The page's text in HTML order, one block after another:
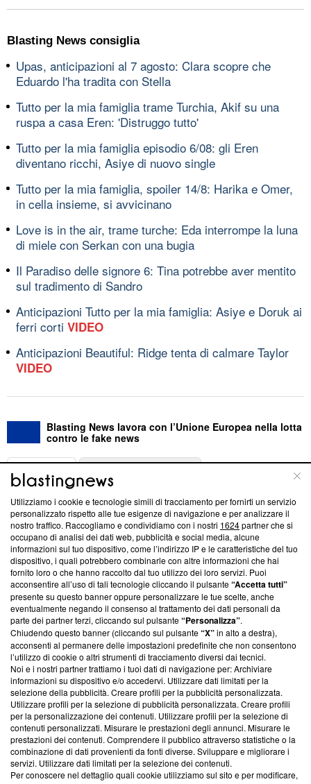
Blasting News consiglia
Upas, anticipazioni al 7 agosto: Clara scopre che
Eduardo l'ha tradita con Stella
Tutto per la mia famiglia trame Turchia, Akif su una
ruspa a casa Eren: 'Distruggo tutto'
Tutto per la mia famiglia episodio 6/08: gli Eren
diventano ricchi, Asiye di nuovo single
Tutto per la mia famiglia, spoiler 14/8: Harika e Omer,
in cella insieme, si avvicinano
Love is in the air, trame turche: Eda interrompe la luna
di miele con Serkan con una bugia
Il Paradiso delle signore 6: Tina potrebbe aver mentito
sul tradimento di Sandro
Anticipazioni Tutto per la mia famiglia: Asiye e Doruk ai
ferri corti VIDEO
Anticipazioni Beautiful: Ridge tenta di calmare Taylor
VIDEO
Blasting News lavora con l’Unione Europea nella lotta
contro le fake news
ABOUT
Questa sezione offre informazioni trasparenti su Blasting
News, sui nostri processi editoriali e su come ci impegniamo a
creare news di qualità. Inoltre, afferma la nostra aderenza a
‘Trust Project - News with Integrity’Blasting News non è
ancora membro del programma, ma ha richiesto di farne
parte; Trust Project non ha ancora effettuato una verifica di
conformità agli standard.
Su di noi
Team editoriale
Corporate
Redazione
Informativa Privacy
Cookie Policy
Blasting SA, IDI CHE-247.845.224, Via Carlo Frasca, 3 - 6900
Utilizziamo i cookie e tecnologie simili di tracciamento per fornirti un servizio
personalizzato rispetto alle tue esigenze di navigazione e per analizzare il
nostro traffico. Raccogliamo e condividiamo con i nostri 1624partner che si
occupano di analisi dei dati web, pubblicità e social media, alcune
informazioni sul tuo dispositivo, come l’indirizzo IP e le caratteristiche del tuo
dispositivo, i quali potrebbero combinarle con altre informazioni che hai
fornito loro o che hanno raccolto dal tuo utilizzo dei loro servizi. Puoi
acconsentire all’uso di tali tecnologie cliccando il pulsante“Accetta tutti”
presente su questo banner oppure personalizzare le tue scelte, anche
eventualmente negando il consenso al trattamento dei dati personali da
parte dei partner terzi, cliccando sul pulsante“Personalizza”.
Chiudendo questo banner (cliccando sul pulsante“X”in alto a destra),
acconsenti al permanere delle impostazioni predefinite che non consentono
l’utilizzo di cookie o altri strumenti di tracciamento diversi dai tecnici.
Noi e i nostri partner trattiamo i tuoi dati di navigazione per: Archiviare
informazioni su dispositivo e/o accedervi. Utilizzare dati limitati per la
selezione della pubblicità. Creare profili per la pubblicità personalizzata.
Utilizzare profili per la selezione di pubblicità personalizzata. Creare profili
per la personalizzazione dei contenuti. Utilizzare profili per la selezione di
contenuti personalizzati. Misurare le prestazioni degli annunci. Misurare le
prestazioni dei contenuti. Comprendere il pubblico attraverso statistiche o la
combinazione di dati provenienti da fonti diverse. Sviluppare e migliorare i
servizi. Utilizzare dati limitati per la selezione dei contenuti.
Per conoscere nel dettaglio quali cookie utilizziamo sul sito e per modificare,